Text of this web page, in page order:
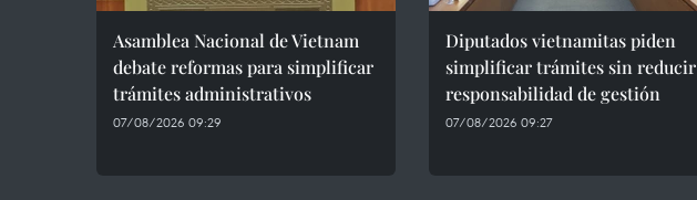
Asamblea Nacional de Vietnam
debate reformas para simplificar
trámites administrativos
07/08/2026 09:29
Diputados vietnamitas piden
simplificar trámites sin reducir
responsabilidad de gestión
07/08/2026 09:27